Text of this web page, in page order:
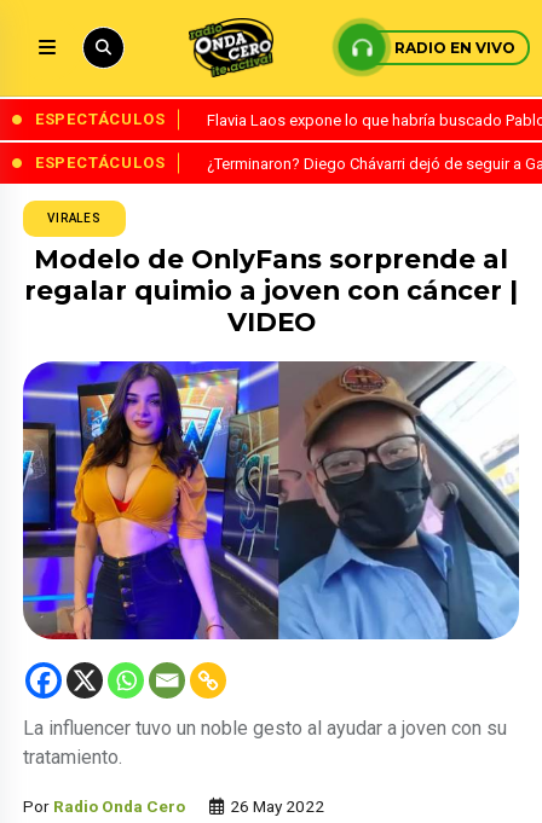
RADIO EN VIVO
ESPECTÁCULOS Flavia Laos expone lo que habría buscado
ESPECTÁCULOS ¿Terminaron? Diego Chávarri dejó de seguir a
VIRALES
Modelo de OnlyFans sorprende al
regalar quimio a joven con cáncer |
VIDEO
La influencer tuvo un noble gesto al ayudar a joven con su
tratamiento.
Por Radio Onda Cero 26 May 2022